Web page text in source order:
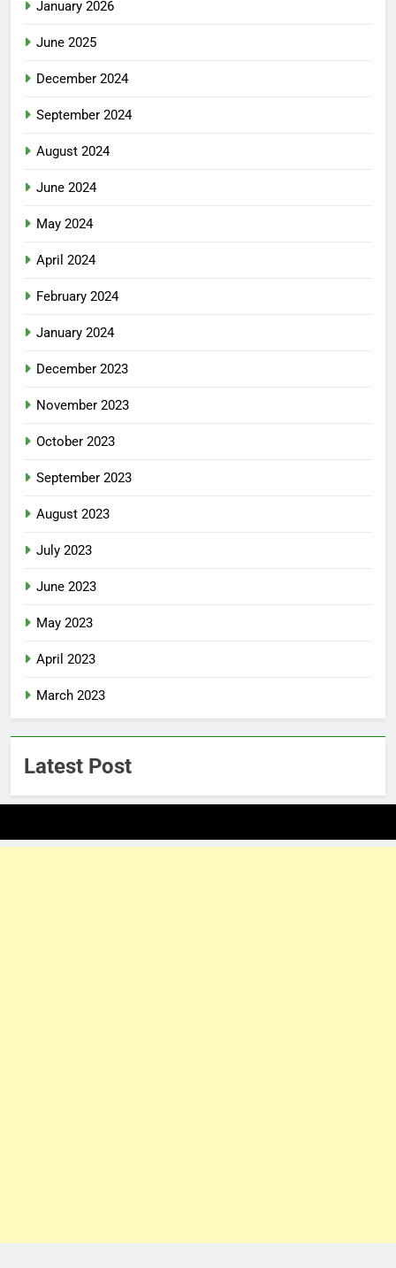
January 2026
June 2025
December 2024
September 2024
August 2024
June 2024
May 2024
April 2024
February 2024
January 2024
December 2023
November 2023
October 2023
September 2023
August 2023
July 2023
June 2023
May 2023
April 2023
March 2023
Latest Post